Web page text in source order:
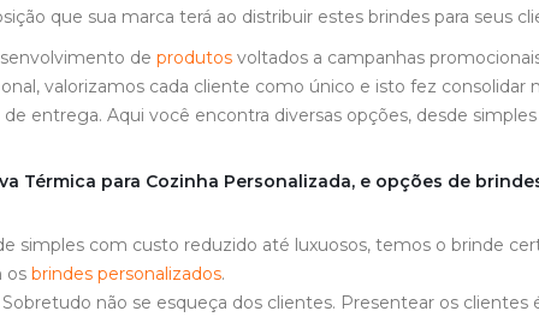
que sua marca terá ao distribuir estes brindes para seus
de produtos voltados a campanhas
valorizamos cada cliente como único e isto fez consolidar
entrega. Aqui você encontra diversas opções, desde
Térmica para Cozinha Personalizada, e opções de
simples com custo reduzido até luxuosos, temos o brinde
os brindes personalizados.
não se esqueça dos clientes. Presentear os